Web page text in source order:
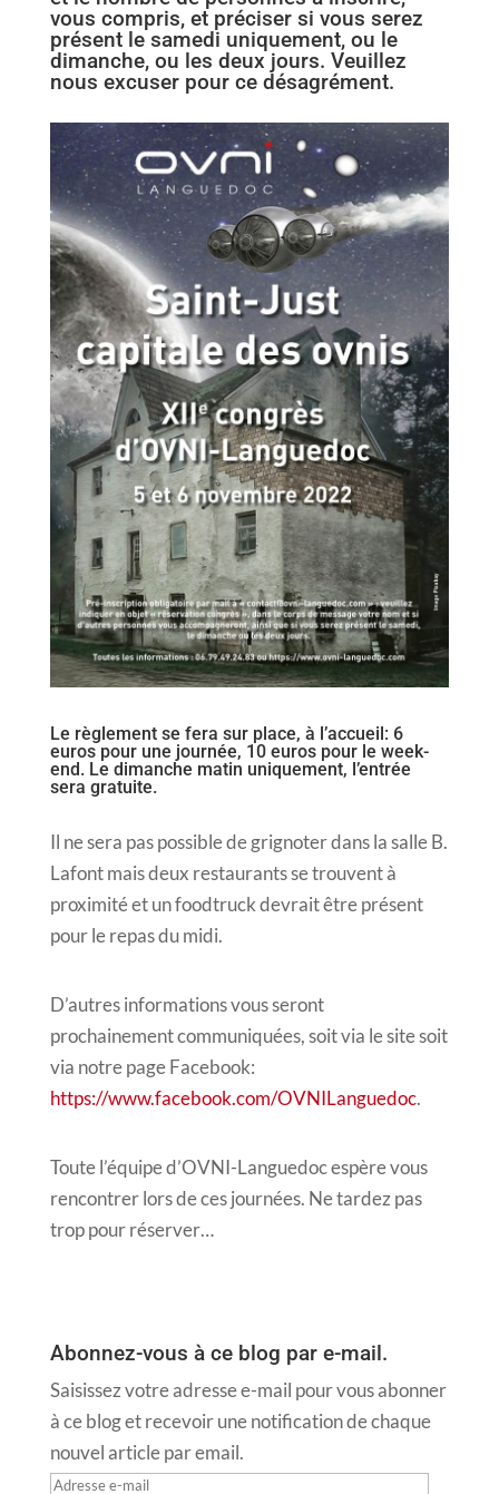
vous compris, et préciser si vous serez
présent le samedi uniquement, ou le
dimanche, ou les deux jours. Veuillez
nous excuser pour ce désagrément.
Le règlement se fera sur place, à l’accueil: 6
euros pour une journée, 10 euros pour le week-
end. Le dimanche matin uniquement, l’entrée
sera gratuite.
Il ne sera pas possible de grignoter dans la salle B.
Lafont mais deux restaurants se trouvent à
proximité et un foodtruck devrait être présent
pour le repas du midi.
D’autres informations vous seront
prochainement communiquées, soit via le site soit
via notre page Facebook:
https://www.facebook.com/OVNILanguedoc.
Toute l’équipe d’OVNI-Languedoc espère vous
rencontrer lors de ces journées. Ne tardez pas
trop pour réserver…
Abonnez-vous à ce blog par e-mail.
Saisissez votre adresse e-mail pour vous abonner
à ce blog et recevoir une notification de chaque
nouvel article par email.
Adresse